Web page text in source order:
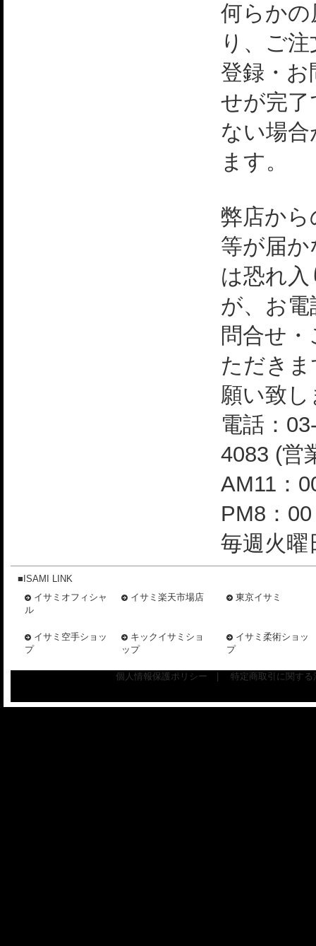
何らか
り、ご
登録・
せが完
ない場
ます。
弊店か
等が届
は恐れ
が、お
問合せ
ただき
願い致
電話：
4083 (営
AM11：
PM8：
毎週火曜
■ISAMI LINK
イサミオフィシャ
ル
イサミ楽天市場店 東京イサミ
イサミ空手ショッ
プ
キックイサミショ
ップ
イサミ柔術ショッ
プ
個人情報保護ポリシー 特定商取引に関す